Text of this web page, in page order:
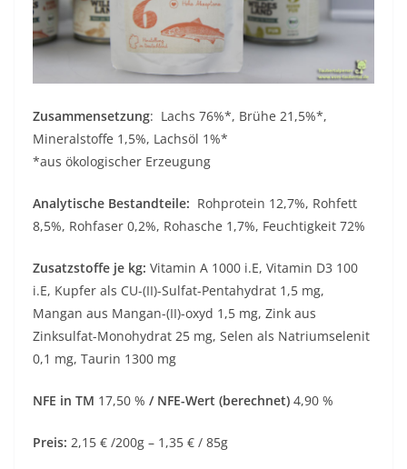
Zusammensetzung: Lachs 76%*, Brühe 21,5%*,
Mineralstoffe 1,5%, Lachsöl 1%*
*aus ökologischer Erzeugung
Analytische Bestandteile: Rohprotein 12,7%, Rohfett
8,5%, Rohfaser 0,2%, Rohasche 1,7%, Feuchtigkeit 72%
Zusatzstoffe je kg: Vitamin A 1000 i.E, Vitamin D3 100
i.E, Kupfer als CU-(II)-Sulfat-Pentahydrat 1,5 mg,
Mangan aus Mangan-(II)-oxyd 1,5 mg, Zink aus
Zinksulfat-Monohydrat 25 mg, Selen als Natriumselenit
0,1 mg, Taurin 1300 mg
NFE in TM 17,50 % / NFE-Wert (berechnet) 4,90 %
Preis: 2,15 € /200g – 1,35 € / 85g